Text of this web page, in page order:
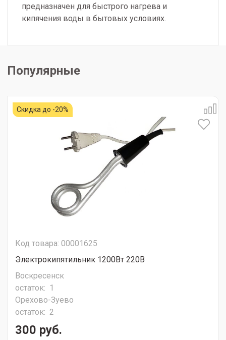
предназначен для быстрого нагрева и
кипячения воды в бытовых условиях.
Популярные
Скидка до -20%
Код товара: 00001625
Электрокипятильник 1200Вт 220В
Воскресенск
остаток: 1
Орехово-Зуево
остаток: 2
300 руб.